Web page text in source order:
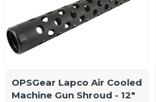
s
OPSGear Lapco Air Cooled
Machine Gun Shroud - 12"